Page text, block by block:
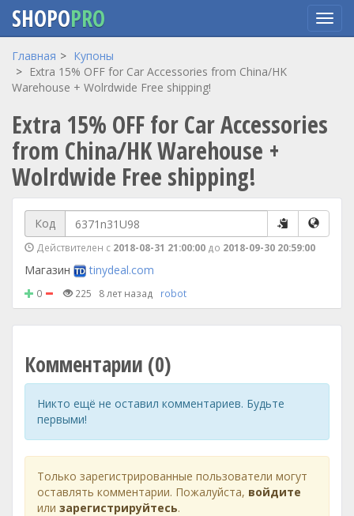
Перейти
основному
SHOPOPRO
Главная
Купоны
Extra 15% OFF for Car Accessories from China/HK
Warehouse + Wolrdwide Free shipping!
Extra 15% OFF for Car Accessories
from China/HK Warehouse +
Wolrdwide Free shipping!
Код
Действителен с 2018-08-31 21:00:00 до 2018-09-30 20:59:00
Магазин tinydeal.com
0 225 8 лет назад robot
Комментарии (0)
Никто ещё не оставил комментариев. Будьте
первыми!
Только зарегистрированные пользователи могут
оставлять комментарии. Пожалуйста, войдите
или зарегистрируйтесь.